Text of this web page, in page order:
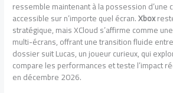
ressemble maintenant à la possession d’une
accessible sur n’importe quel écran.Xbox
stratégique, mais XCloud s’affirme comme une
multi-écrans, offrant une transition fluide entre
dossier suit Lucas, un joueur curieux, qui
compare les performances et teste l’impact
en décembre 2026.